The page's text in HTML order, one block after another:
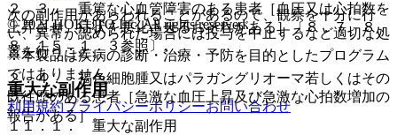
２．３． 重篤な心血管障害のある患者［血圧又は心拍数を
上昇させ、症状を悪化させるおそれがある］〔８．７、８．
８、１５．１．３参照〕。
２．４． 褐色細胞腫又はパラガングリオーマ若しくはその
既往歴のある患者［急激な血圧上昇及び急激な心拍数増加の
報告がある］。
次の副作用があらわれることがあるので、観察を十分に行
い、異常が認められた場合には投与を中止するなど適切な処
置を行うこと。
重大な副作用
１１．１． 重大な副作用
© 2021 HOKUTO Inc. All rights reserved.
※本製品は疾病の診断・治療・予防を目的としたプログラム
ではありません。
利用規約プライバシーポリシーお問い合わせ